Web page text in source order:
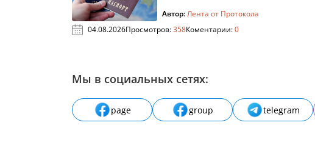
Автор:Лента от Протокола
04.08.2026Просмотров:358Коментарии:0
Мы в социальных сетях:
page group telegram